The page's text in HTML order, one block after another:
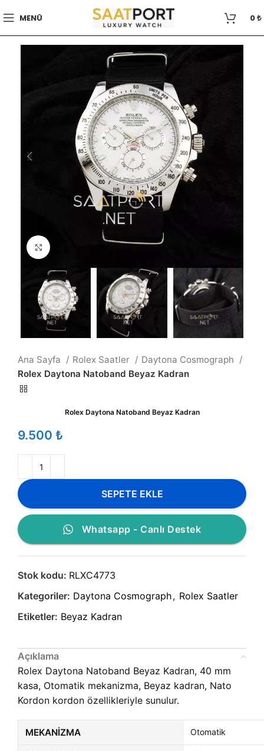
MENÜ 0₺
Büyütmek için tıklayın
Ana Sayfa Rolex Saatler
Daytona Cosmograph
Rolex Daytona Natoband Beyaz Kadran
Rolex Daytona Natoband Beyaz Kadran
₺
SEPETE EKLE
Whatsapp - Canlı Destek
Stok kodu: RLXC4773
Kategoriler: Daytona Cosmograph, Rolex Saatler
Etiketler: Beyaz Kadran
Açıklama
Rolex Daytona Natoband Beyaz Kadran, 40 mm
kasa, Otomatik mekanizma, Beyaz kadran, Nato
Kordon kordon özellikleriyle sunulur.
MEKANIZMA Otomatik